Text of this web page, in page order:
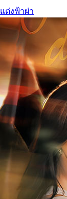
แต่งฟ้าผ่า